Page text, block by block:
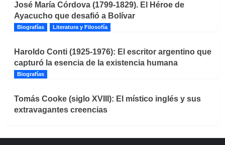
José María Córdova (1799-1829). El Héroe de
Ayacucho que desafió a Bolívar
Biografías Literatura y Filosofía
Haroldo Conti (1925-1976): El escritor argentino que
capturó la esencia de la existencia humana
Biografías
Tomás Cooke (siglo XVIII): El místico inglés y sus
extravagantes creencias